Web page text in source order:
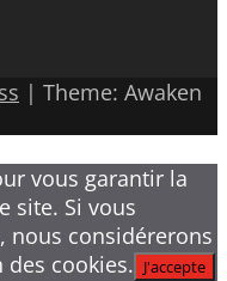
| Theme: Awaken
vous garantir la
site. Si vous
nous considérerons
cookies. J'accepte